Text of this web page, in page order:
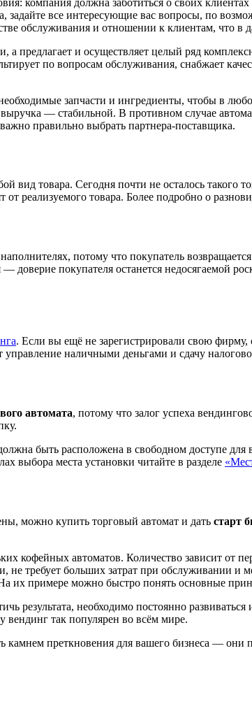
задайте все интересующие вас вопросы, по
обслуживания и отношении к клиентам, что в
а предлагает и осуществляет целый ряд
по вопросам обслуживания, снабжает
запчасти и ингредиенты, чтобы в
— стабильной. В противном случае
правильно выбрать партнера-поставщика.
товара. Сегодня почти не осталось такого
реализуемого товара. Более подробно о
потому что покупатель
доверие покупателя останется недосягаемой
. Если вы ещё не зарегистрировали свою фирму,
наличными деньгами и сдачу
автомата, потому что залог успеха
быть расположена в свободном доступе
выбора места установки читайте в разделе
можно купить торговый автомат и дать старт
кофейных автоматов. Количество зависит от
не требует больших затрат при обслуживании
их примере можно быстро понять основные
результата, необходимо постоянно
вендинг так популярен во всём мире.
преткновения для вашего бизнеса — они